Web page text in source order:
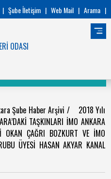
| Şube İletişim | Web Mail | Arama |
ODASI
Şube Haber Arşivi / 2018 Yılı
TAŞKINLARI İMO ANKARA
OKAN ÇAĞRI BOZKURT VE İMO
ÜYESİ HASAN AKYAR KANAL